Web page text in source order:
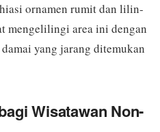
ornamen rumit dan lilin-
mengelilingi area ini dengan
yang jarang ditemukan
Wisatawan Non-